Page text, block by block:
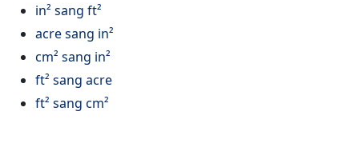
in² sang ft²
acre sang in²
cm² sang in²
ft² sang acre
ft² sang cm²